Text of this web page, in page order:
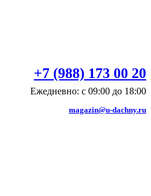
+7 (988) 173 00 20
Ежедневно: с 09:00 до 18:00
magazin@u-dachny.ru